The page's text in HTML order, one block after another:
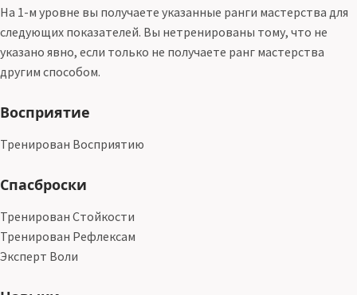
На 1-м уровне вы получаете указанные ранги мастерства для
следующих показателей. Вы нетренированы тому, что не
указано явно, если только не получаете ранг мастерства
другим способом.
Восприятие
Тренирован Восприятию
Спасброски
Тренирован Стойкости
Тренирован Рефлексам
Эксперт Воли